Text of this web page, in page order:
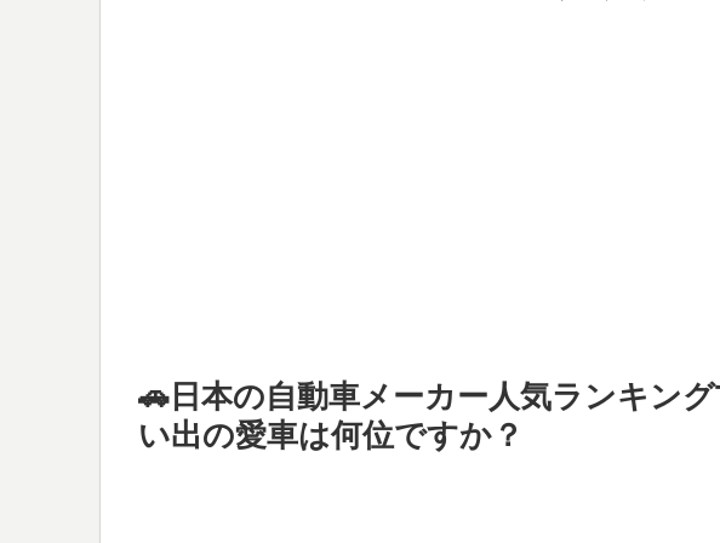
🚗日本の自動車メーカー人気ランキン
い出の愛車は何位ですか？